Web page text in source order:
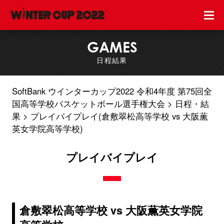
GAMES
日程結果
SoftBank ウインターカップ2022 令和4年度 第75回全
国高等学校バスケットボール選手権大会
日程・結
果
プレイバイプレイ(倉敷翠松高等学校 vs 大阪薫
英女学院高等学校)
プレイバイプレイ
倉敷翠松高等学校 vs 大阪薫英女学院